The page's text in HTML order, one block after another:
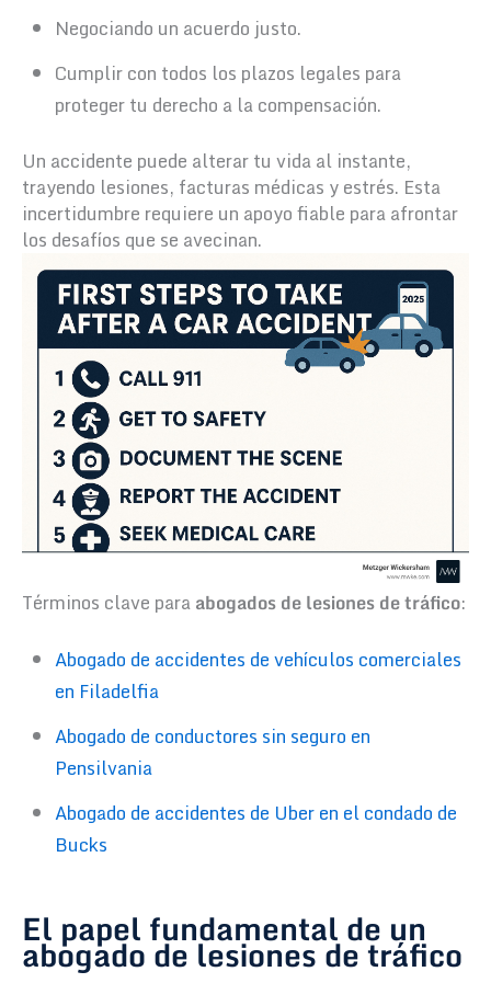
Negociando un acuerdo justo.
Cumplir con todos los plazos legales para
proteger tu derecho a la compensación.
Un accidente puede alterar tu vida al instante,
trayendo lesiones, facturas médicas y estrés. Esta
incertidumbre requiere un apoyo fiable para afrontar
los desafíos que se avecinan.
Términos clave paraabogados de lesiones de tráfico:
Abogado de accidentes de vehículos comerciales
en Filadelfia
Abogado de conductores sin seguro en
Pensilvania
Abogado de accidentes de Uber en el condado de
Bucks
El papel fundamental de un
abogado de lesiones de tráfico